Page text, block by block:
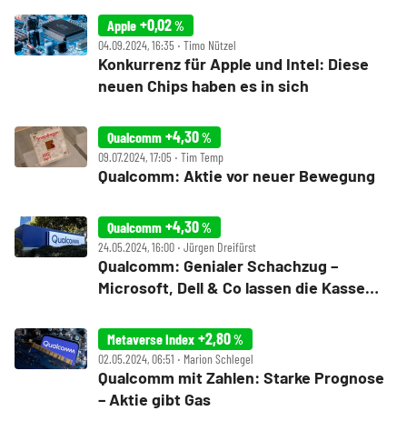
Apple +0,02%
04.09.2024, 16:35 ‧ Timo Nützel
Konkurrenz für Apple und Intel: Diese
neuen Chips haben es in sich
Qualcomm +4,30%
09.07.2024, 17:05 ‧ Tim Temp
Qualcomm: Aktie vor neuer Bewegung
Qualcomm +4,30%
24.05.2024, 16:00 ‧ Jürgen Dreifürst
Qualcomm: Genialer Schachzug –
Microsoft, Dell & Co lassen die Kasse
Metaverse Index +2,80%
02.05.2024, 06:51 ‧ Marion Schlegel
Qualcomm mit Zahlen: Starke Prognose
– Aktie gibt Gas